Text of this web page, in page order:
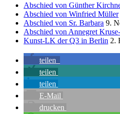
Abschied von Günther
Abschied von Winfried Müller
Abschied von Sr. Barbara 9.
Abschied von Annegret
Kunst-LK der Q3 in Berlin 2.
teilen
teilen
teilen
E-Mail
drucken